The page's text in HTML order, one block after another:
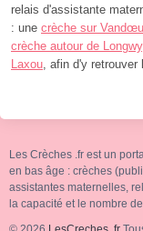
relais d'assistante
: une crèche sur
crèche autour de Longwy
Laxou, afin d'y retrouver
Les Crèches .fr est un
en bas âge : crèches
assistantes maternelles,
la capacité et le nombre